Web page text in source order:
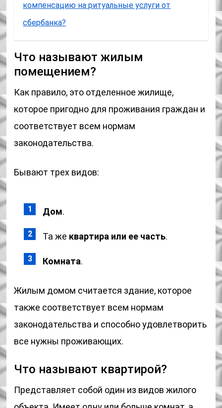
компенсацию на ритуальные услуги от
сбербанка?
Что называют жилым
помещением?
Как правило, это отделенное жилище,
которое пригодно для проживания граждан и
соответствует всем нормам
законодательства.
Бывают трех видов:
Дом.
Та же квартира или ее часть.
Комната.
Жилым домом считается здание, которое
также соответствует всем нормам
законодательства и способно удовлетворить
все нужны проживающих.
Что называют квартирой?
Представляет собой один из видов жилого